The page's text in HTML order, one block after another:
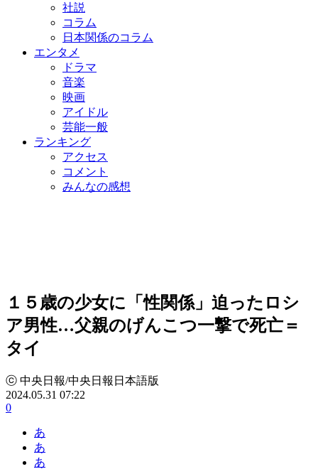
社説
コラム
日本関係のコラム
エンタメ
ドラマ
音楽
映画
アイドル
芸能一般
ランキング
アクセス
コメント
みんなの感想
１５歳の少女に「性関係」迫ったロシ
ア男性…父親のげんこつ一撃で死亡＝
タイ
ⓒ 中央日報/中央日報日本語版
2024.05.31 07:22
0
あ
あ
あ